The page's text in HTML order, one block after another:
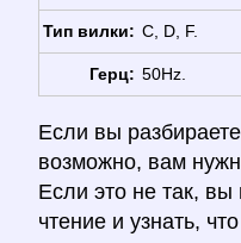
Тип вилки: C, D, F.
Герц: 50Hz.
Если вы
возможно, вам
Если это не так,
чтение и узнать,